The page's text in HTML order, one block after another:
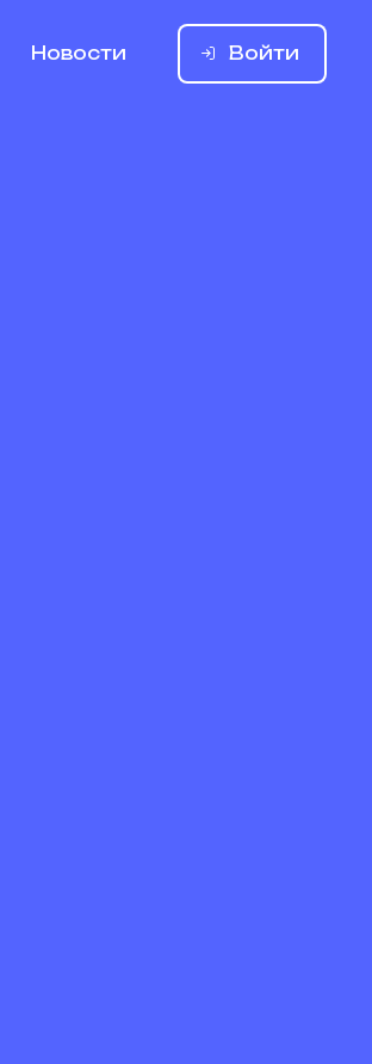
Новости Войти